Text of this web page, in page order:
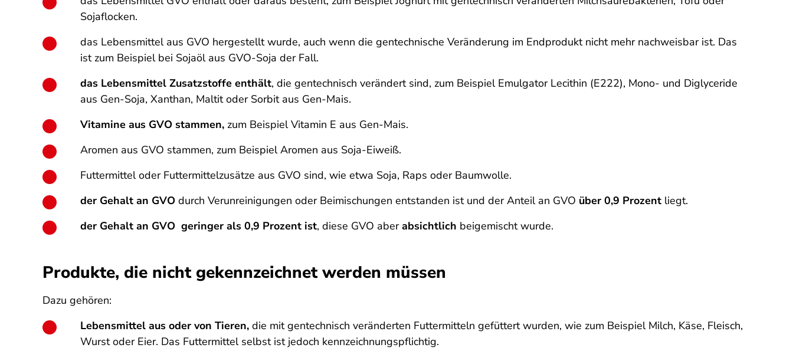
Sojaflocken.
das Lebensmittel aus GVO hergestellt wurde, auch wenn die gentechnische Veränderung im Endprodukt nicht mehr nachweisbar ist. Das
ist zum Beispiel bei Sojaöl aus GVO-Soja der Fall.
das Lebensmittel Zusatzstoffe enthält, die gentechnisch verändert sind, zum Beispiel Emulgator Lecithin (E222), Mono- und Diglyceride
aus Gen-Soja, Xanthan, Maltit oder Sorbit aus Gen-Mais.
Vitamine aus GVO stammen, zum Beispiel Vitamin E aus Gen-Mais.
Aromen aus GVO stammen, zum Beispiel Aromen aus Soja-Eiweiß.
Futtermittel oder Futtermittelzusätze aus GVO sind, wie etwa Soja, Raps oder Baumwolle.
der Gehalt an GVO durch Verunreinigungen oder Beimischungen entstanden ist und der Anteil an GVO über 0,9 Prozent liegt.
der Gehalt an GVO geringer als 0,9 Prozent ist, diese GVO aberabsichtlich beigemischt wurde.
Produkte, die nicht gekennzeichnet werden müssen
Dazu gehören:
Lebensmittel aus oder von Tieren, die mit gentechnisch veränderten Futtermitteln gefüttert wurden, wie zum Beispiel Milch, Käse, Fleisch,
Wurst oder Eier. Das Futtermittel selbst ist jedoch kennzeichnungspflichtig.